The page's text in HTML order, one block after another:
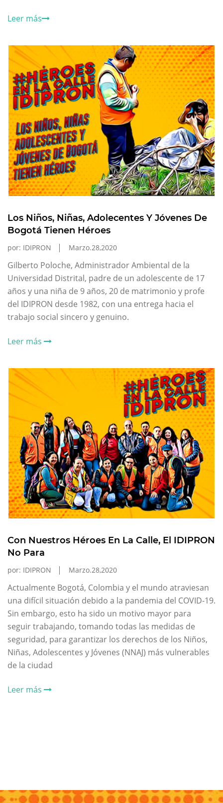
Leer más
Los Niños, Niñas, Adolecentes Y Jóvenes De
Bogotá Tienen Héroes
por: IDIPRON Marzo.28,2020
Gilberto Poloche, Administrador Ambiental de la
Universidad Distrital, padre de un adolescente de 17
años y una niña de 9 años, 20 de matrimonio y profe
del IDIPRON desde 1982, con una entrega hacia el
trabajo social sincero y genuino.
Leer más
Con Nuestros Héroes En La Calle, El IDIPRON
No Para
por: IDIPRON Marzo.28,2020
Actualmente Bogotá, Colombia y el mundo atraviesan
una difícil situación debido a la pandemia del COVID-19.
Sin embargo, esto ha sido un motivo mayor para
seguir trabajando, tomando todas las medidas de
seguridad, para garantizar los derechos de los Niños,
Niñas, Adolescentes y Jóvenes (NNAJ) más vulnerables
de la ciudad
Leer más